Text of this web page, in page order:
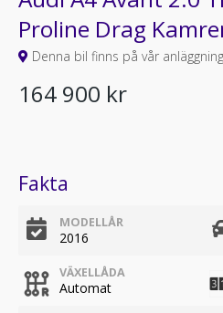
Proline Drag
Denna bil finns på vår
164 900 kr
Fakta
MODELLÅR
2016
VÄXELLÅDA
Automat